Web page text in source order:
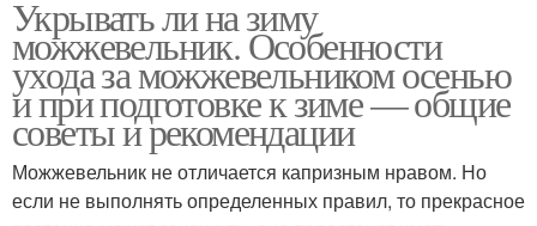
Укрывать ли на зиму
можжевельник. Особенности
ухода за можжевельником осенью
и при подготовке к зиме — общие
советы и рекомендации
Можжевельник не отличается капризным нравом. Но
если не выполнять определенных правил, то прекрасное